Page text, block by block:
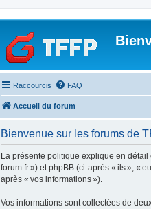
Raccourcis FAQ
Accueil du forum
Bienvenue sur les forums de
La présente politique explique en détail
forum.fr ») et phpBB (ci-après « ils », «
après « vos informations »).
Vos informations sont collectées de